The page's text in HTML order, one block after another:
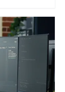
wdrożone,
maszyny